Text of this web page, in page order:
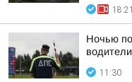
18:21
Ночью
водители
11:30